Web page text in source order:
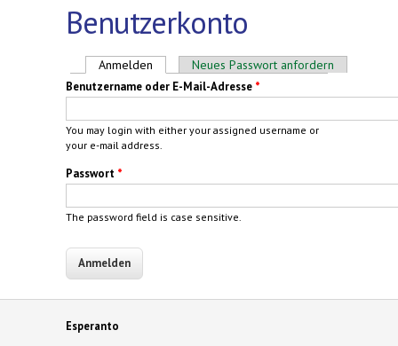
Benutzerkonto
Haupt-Reiter
Anmelden (aktiver Reiter)
Neues Passwort anfordern
Benutzername oder E-Mail-Adresse *
You may login with either your assigned username or
your e-mail address.
Passwort *
The password field is case sensitive.
Esperanto